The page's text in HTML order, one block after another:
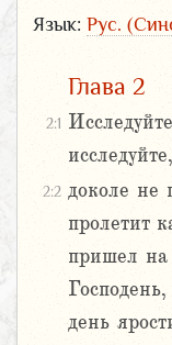
Язык: Рус.
Глава 2
2:1
2:2 доколе не
пролетит
пришел на
день